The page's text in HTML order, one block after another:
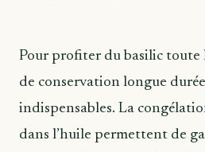
Pour profiter du basilic toute
de conservation longue durée
indispensables. La
dans l’huile permettent de